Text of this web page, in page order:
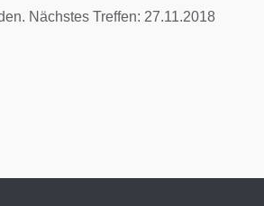
Nächstes Treffen: 27.11.2018